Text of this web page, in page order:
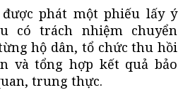
phát một phiếu lấy ý
có trách nhiệm chuyển
hộ dân, tổ chức thu hồi
và tổng hợp kết quả bảo
trung thực.